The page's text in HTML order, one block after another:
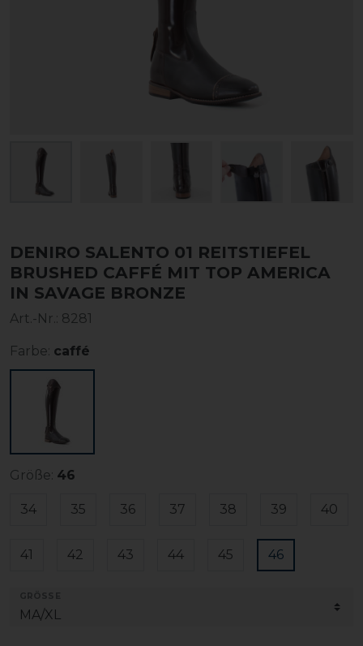
DENIRO SALENTO 01 REITSTIEFEL
BRUSHED CAFFÉ MIT TOP AMERICA
IN SAVAGE BRONZE
Art.-Nr.: 8281
Farbe: caffé
Größe: 46
34 35 36 37 38 39 40
41 42 43 44 45 46